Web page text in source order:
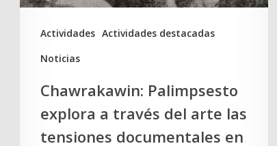
Actividades Actividades destacadas
Noticias
las
tensiones
documentales
memoria
Chawrakawin: Palimpsesto
explora a través del arte las
tensiones documentales en